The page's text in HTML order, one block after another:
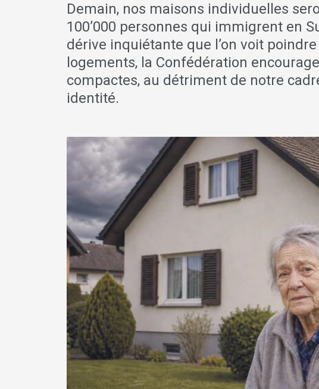
Demain, nos maisons individuelles
100’000 personnes qui immigrent en
dérive inquiétante que l’on voit
logements, la Confédération
compactes, au détriment de notre
identité.